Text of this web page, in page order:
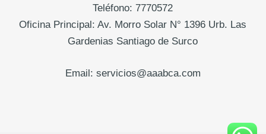
Teléfono: 7770572
Oficina Principal: Av. Morro Solar N° 1396 Urb. Las
Gardenias Santiago de Surco
Email: servicios@aaabca.com